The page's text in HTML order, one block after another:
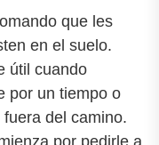
que les
en el suelo.
útil cuando
por un tiempo o
del camino.